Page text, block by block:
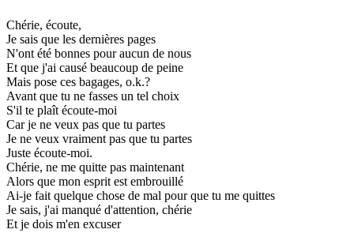
Chérie, écoute,
Je sais que les dernières pages
N'ont été bonnes pour aucun de nous
Et que j'ai causé beaucoup de peine
Mais pose ces bagages, o.k.?
Avant que tu ne fasses un tel choix
S'il te plaît écoute-moi
Car je ne veux pas que tu partes
Je ne veux vraiment pas que tu partes
Juste écoute-moi.
Chérie, ne me quitte pas maintenant
Alors que mon esprit est embrouillé
Ai-je fait quelque chose de mal pour que tu me quittes
Je sais, j'ai manqué d'attention, chérie
Et je dois m'en excuser